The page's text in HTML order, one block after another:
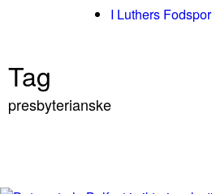
I Luthers Fodspor
Tag
presbyterianske